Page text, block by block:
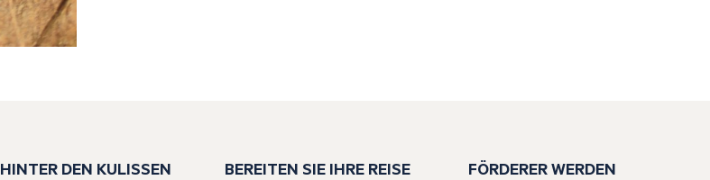
HINTER DEN KULISSEN
BEREITEN SIE IHRE REISE
FÖRDERER WERDEN